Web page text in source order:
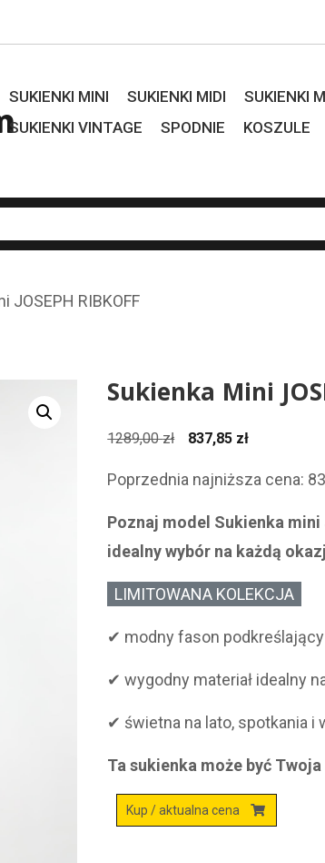
SUKIENKI MINI SUKIENKI MIDI SUKIENKI
SUKIENKI VINTAGE
SPODNIE KOSZULE
JOSEPH RIBKOFF
Sukienka Mini
1289,00zł
Pierwotna
wynosiła:
1289,00 zł.
837,85 złAktualna
wynosi:
837,85 zł.
Poprzednia najniższa cena:
Poznaj model Sukienka mini
idealny wybór na każdą
LIMITOWANA KOLEKCJA
✔ modny fason
✔ wygodny materiał idealny
✔ świetna na lato, spotkania i
Ta sukienka może być
Kup / aktualna cena